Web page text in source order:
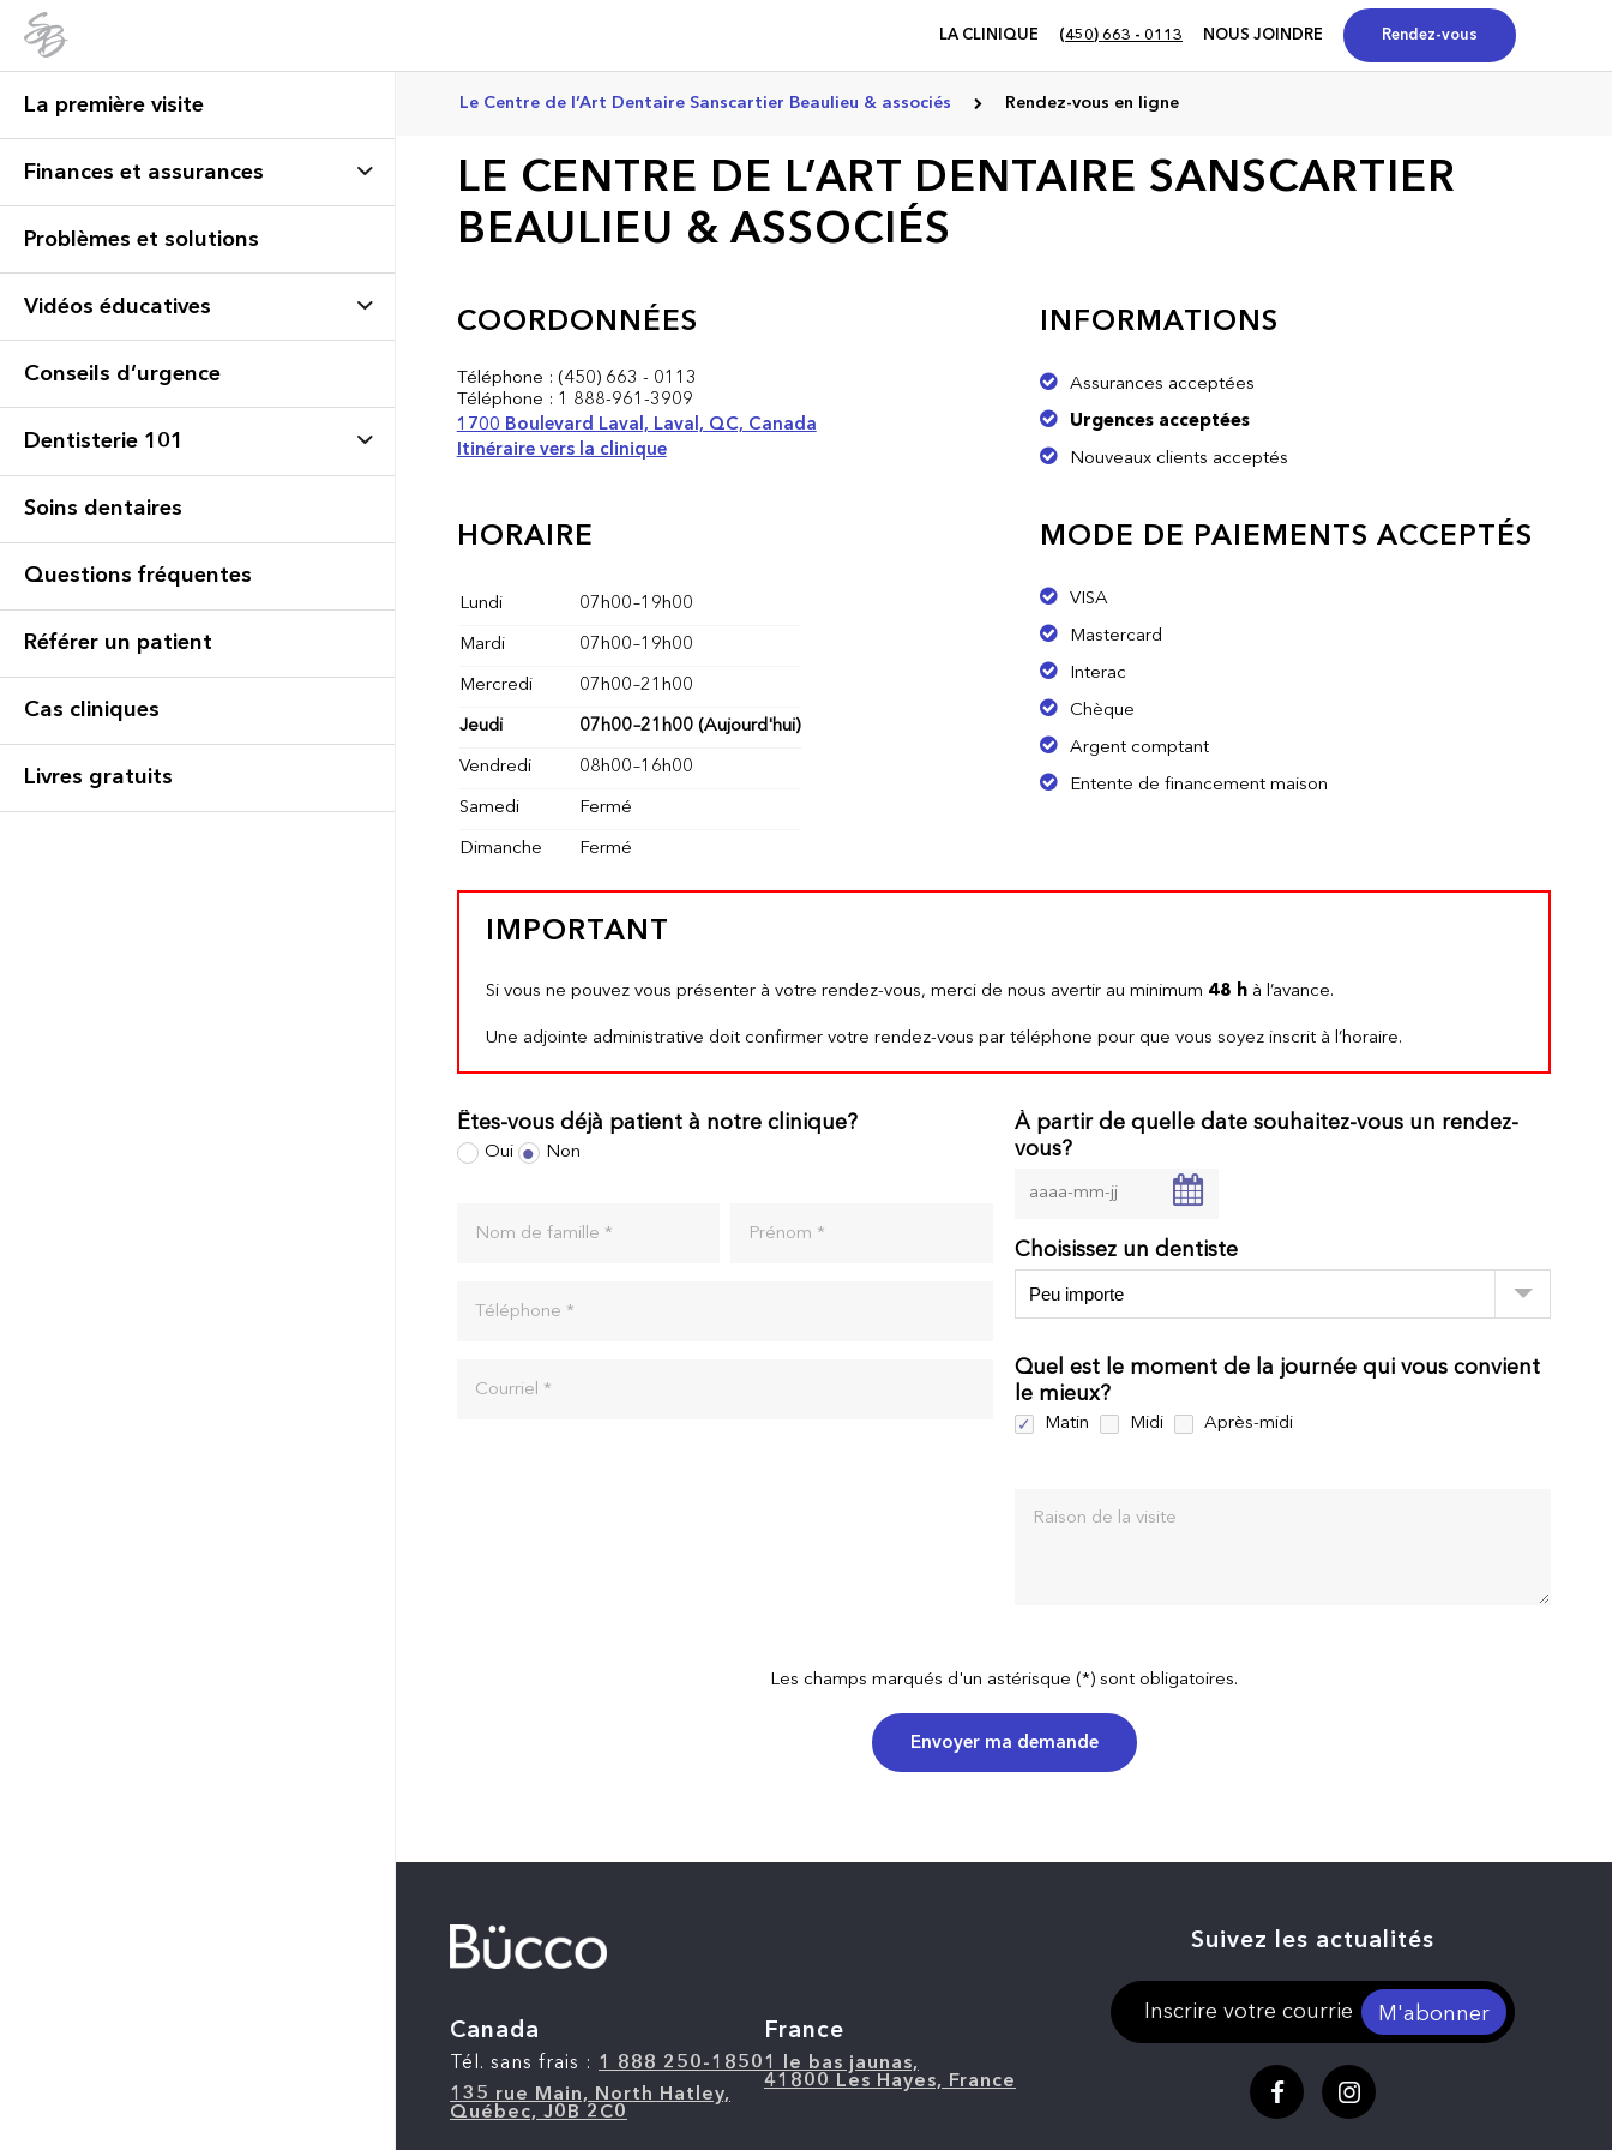
LA CLINIQUE (450) 663 - 0113 NOUS JOINDRE Rendez-vous
La première visite
Finances et assurances
Problèmes et solutions
Vidéos éducatives
Conseils d’urgence
Dentisterie 101
Soins dentaires
Questions fréquentes
Référer un patient
Cas cliniques
Livres gratuits
Le Centre de l’Art Dentaire Sanscartier Beaulieu & associés Rendez-vous en ligne
LE CENTRE DE L’ART DENTAIRE SANSCARTIER
BEAULIEU & ASSOCIÉS
COORDONNÉES
Téléphone : (450) 663 - 0113
Téléphone : 1 888-961-3909
1700 Boulevard Laval, Laval, QC, Canada
Itinéraire vers la clinique
INFORMATIONS
Assurances acceptées
Urgences acceptées
Nouveaux clients acceptés
HORAIRE
Lundi 07h00–19h00
Mardi 07h00–19h00
Mercredi 07h00–21h00
Jeudi 07h00–21h00 (Aujourd'hui)
Vendredi 08h00–16h00
Samedi Fermé
Dimanche Fermé
MODE DE PAIEMENTS ACCEPTÉS
VISA
Mastercard
Interac
Chèque
Argent comptant
Entente de financement maison
IMPORTANT
Si vous ne pouvez vous présenter à votre rendez-vous, merci de nous avertir au minimum 48 h à l’avance.
Une adjointe administrative doit confirmer votre rendez-vous par téléphone pour que vous soyez inscrit à l’horaire.
Êtes-vous déjà patient à notre clinique?
Oui Non
Nom de famille * Prénom *
Téléphone *
Courriel *
À partir de quelle date souhaitez-vous un rendez-
vous?
Choisissez un dentiste
Quel est le moment de la journée qui vous convient
le mieux?
Matin Midi Après-midi
Raison de la visite
Les champs marqués d'un astérisque (*) sont obligatoires.
Envoyer ma demande
Canada
Tél. sans frais : 1 888 250-1850
135 rue Main, North Hatley,
Québec, J0B 2C0
France
1 le bas jaunas,
41800 Les Hayes, France
Suivez les actualités
M'abonner